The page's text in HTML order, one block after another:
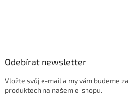
Odebírat newsletter
Vložte svůj e-mail a my vám budeme
produktech na našem e-shopu.